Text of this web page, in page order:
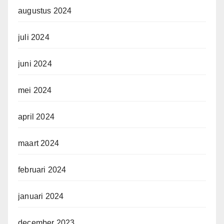
augustus 2024
juli 2024
juni 2024
mei 2024
april 2024
maart 2024
februari 2024
januari 2024